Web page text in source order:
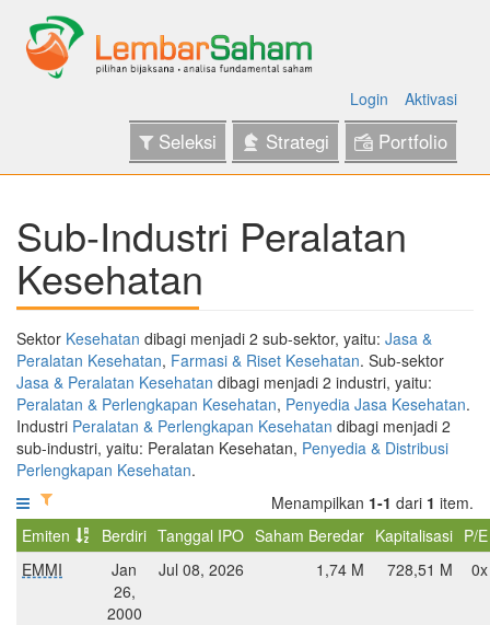
Login Aktivasi
Seleksi Strategi Portfolio
Sub-Industri Peralatan
Kesehatan
Sektor Kesehatan dibagi menjadi 2 sub-sektor, yaitu: Jasa &
Peralatan Kesehatan, Farmasi & Riset Kesehatan. Sub-sektor
Jasa & Peralatan Kesehatan dibagi menjadi 2 industri, yaitu:
Peralatan & Perlengkapan Kesehatan, Penyedia Jasa Kesehatan.
Industri Peralatan & Perlengkapan Kesehatan dibagi menjadi 2
sub-industri, yaitu: Peralatan Kesehatan, Penyedia & Distribusi
Perlengkapan Kesehatan.
Menampilkan 1-1 dari 1 item.
Emiten
Berdiri Tanggal IPO Saham Beredar Kapitalisasi P/E
EMMI
Jan
26,
2000
Jul 08, 2026 1,74 M 728,51 M 0x